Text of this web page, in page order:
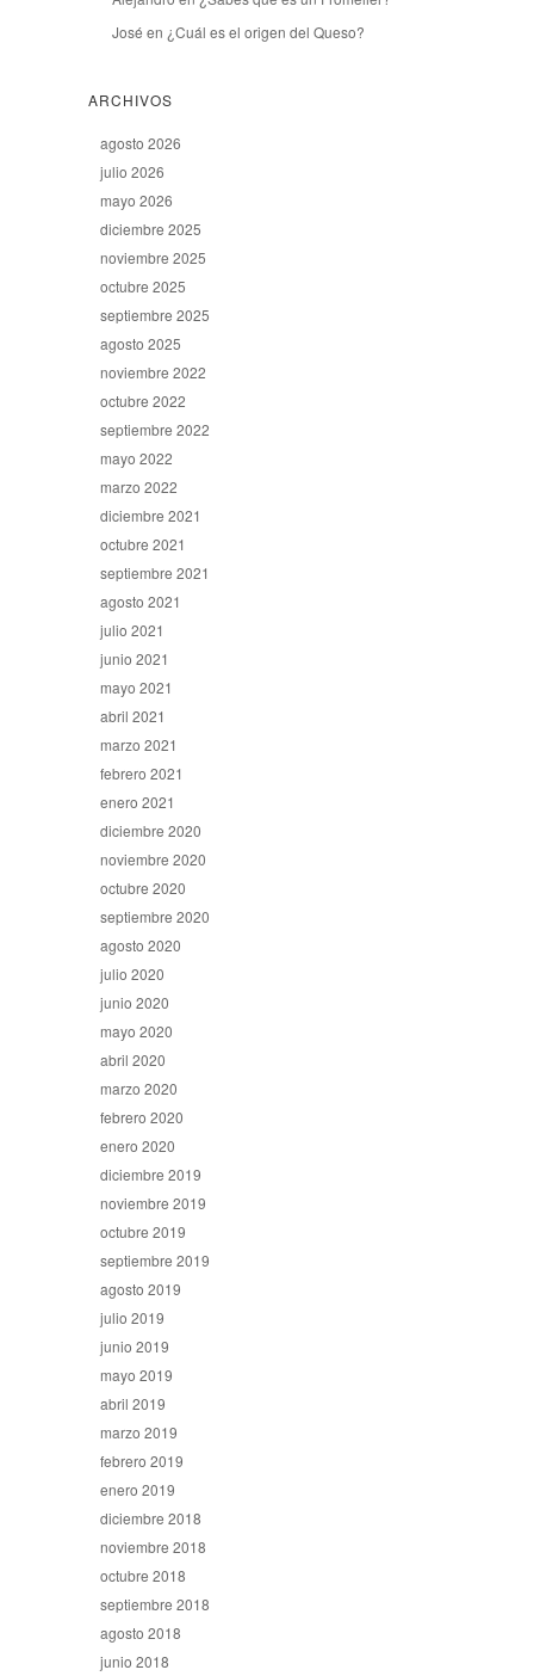
José en ¿Cuál es el origen del Queso?
ARCHIVOS
agosto 2026
julio 2026
mayo 2026
diciembre 2025
noviembre 2025
octubre 2025
septiembre 2025
agosto 2025
noviembre 2022
octubre 2022
septiembre 2022
mayo 2022
marzo 2022
diciembre 2021
octubre 2021
septiembre 2021
agosto 2021
julio 2021
junio 2021
mayo 2021
abril 2021
marzo 2021
febrero 2021
enero 2021
diciembre 2020
noviembre 2020
octubre 2020
septiembre 2020
agosto 2020
julio 2020
junio 2020
mayo 2020
abril 2020
marzo 2020
febrero 2020
enero 2020
diciembre 2019
noviembre 2019
octubre 2019
septiembre 2019
agosto 2019
julio 2019
junio 2019
mayo 2019
abril 2019
marzo 2019
febrero 2019
enero 2019
diciembre 2018
noviembre 2018
octubre 2018
septiembre 2018
agosto 2018
junio 2018